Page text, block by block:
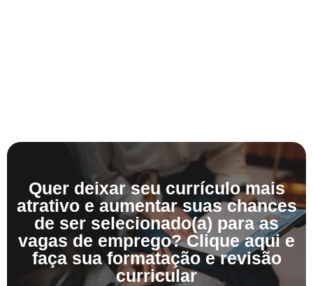
Quer deixar seu currículo mais
atrativo e aumentar suas chances
de ser selecionado(a) para as
vagas de emprego? Clique aqui e
faça sua formatação e revisão
curricular